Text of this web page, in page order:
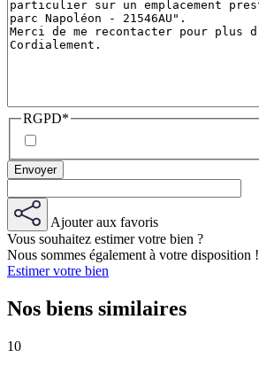
RGPD*
Ajouter aux favoris
Vous souhaitez estimer votre bien ?
Nous sommes également à votre disposition !
Estimer votre bien
Nos biens similaires
10